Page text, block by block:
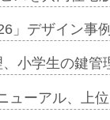
」デザイン事
小学生の鍵
ューアル、